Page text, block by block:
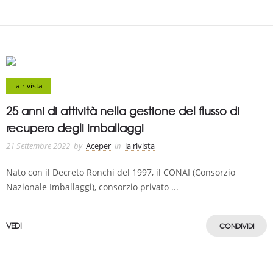
la rivista
25 anni di attività nella gestione del flusso di
recupero degli imballaggi
21 Settembre 2022 by Aceper in la rivista
Nato con il Decreto Ronchi del 1997, il CONAI (Consorzio
Nazionale Imballaggi), consorzio privato ...
VEDI CONDIVIDI